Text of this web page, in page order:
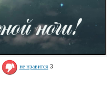
не нравится 3